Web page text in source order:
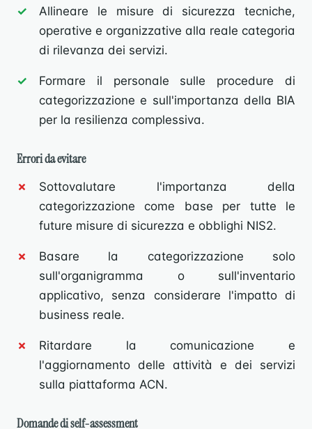
Allineare le misure di sicurezza tecniche,
operative e organizzative alla reale categoria
di rilevanza dei servizi.
Formare il personale sulle procedure di
categorizzazione e sull'importanza della BIA
per la resilienza complessiva.
Errori da evitare
Sottovalutare l'importanza della
categorizzazione come base per tutte le
future misure di sicurezza e obblighi NIS2.
Basare la categorizzazione solo
sull'organigramma o sull'inventario
applicativo, senza considerare l'impatto di
business reale.
Ritardare la comunicazione e
l'aggiornamento delle attività e dei servizi
sulla piattaforma ACN.
Domande di self-assessment